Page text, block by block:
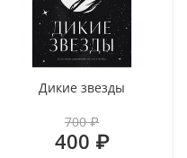
Дикие звезды
700 ₽
400 ₽